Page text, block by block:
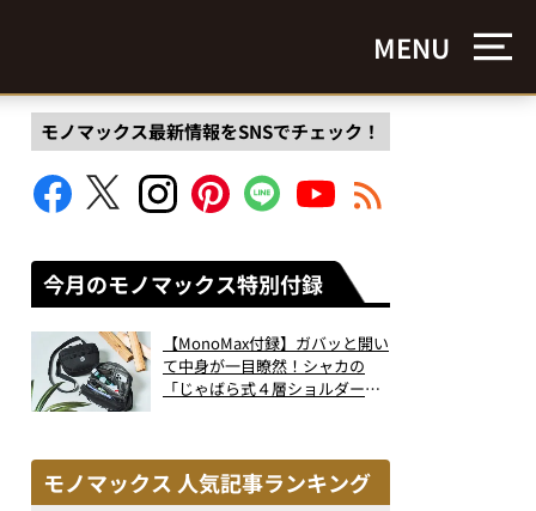
MENU
モノマックス最新情報をSNSでチェック！
今月のモノマックス特別付録
【MonoMax付録】ガバッと開い
て中身が一目瞭然！シャカの
「じゃばら式４層ショルダーバ
モノマックス 人気記事ランキング